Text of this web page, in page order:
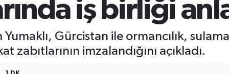
iş birliği
Yumaklı, Gürcistan ile ormancılık,
imzalandığını açıkladı.